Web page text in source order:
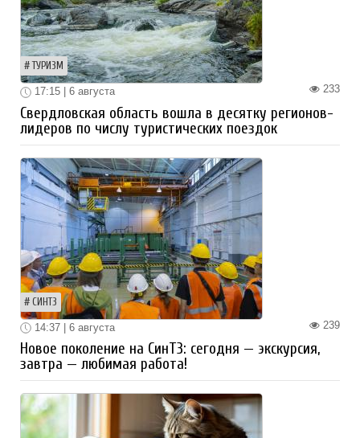
ТУРИЗМ
233
17:15 | 6 августа
Свердловская область вошла в десятку регионов-
лидеров по числу туристических поездок
СИНТЗ
239
14:37 | 6 августа
Новое поколение на СинТЗ: сегодня — экскурсия,
завтра — любимая работа!